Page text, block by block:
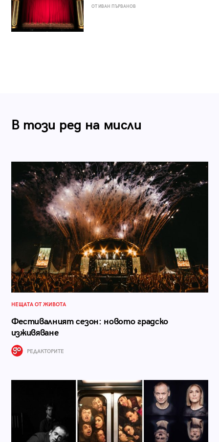
ОТ ИВАН ПЪРВАНОВ
В този ред на мисли
НЕЩАТА ОТ ЖИВОТА
Фестивалният сезон: новото градско
изживяване
РЕДАКТОРИТЕ